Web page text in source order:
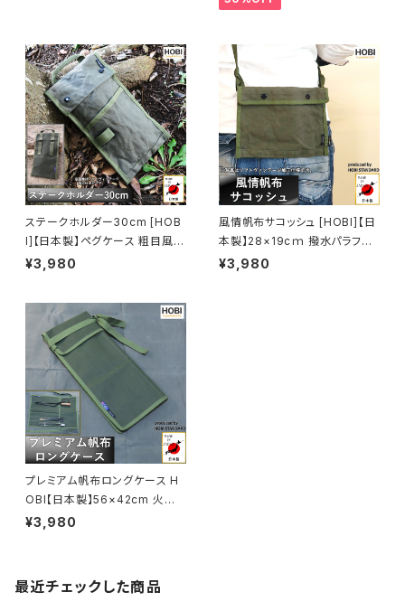
ャー 車載マット 工作 工具 園芸
軍幕 ブラックオリーブ [MADE I
N JAPAN]
E IN JAPAN]
ステークホルダー30cm [HOB
I]【日本製】ペグケース 粗目風情
仕上げ帆布 撥水パラフィン加工
傘 アウトドア キャンプ レジャー
ホビ [MADE IN JAPAN]
¥3,980
風情帆布サコッシュ [HOBI]【日
本製】28×19cｍ 撥水パラフィ
ン加工 [無骨でタフ] ショルダー
¥3,980
プレミアム帆布ロングケース H
OBI【日本製】56×42cm 火ば
さみ トング ペグケース 強力防
[アウトレット品] [MADE IN JA
¥3,980
最近チェックした商品